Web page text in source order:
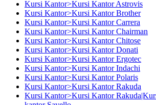
Kursi Kantor>Kursi Kantor Astrovis
Kursi Kantor>Kursi Kantor Brother
Kursi Kantor>Kursi Kantor Carrera
Kursi Kantor>Kursi Kantor Chairman
Kursi Kantor>Kursi Kantor Chitose
Kursi Kantor>Kursi Kantor Donati
Kursi Kantor>Kursi Kantor Ergotec
Kursi Kantor>Kursi Kantor Indachi
Kursi Kantor>Kursi Kantor Polaris
Kursi Kantor>Kursi Kantor Rakuda
Kursi Kantor>Kursi Kantor